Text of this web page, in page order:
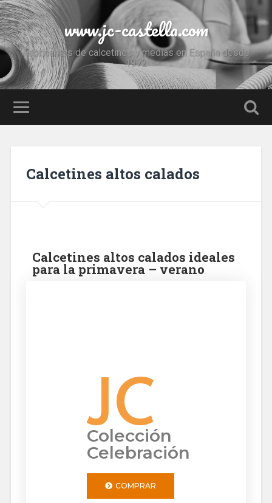
www.jc-castella.com
Fabricantes de calcetines y medias en España desde
1972
Calcetines altos calados
Calcetines altos calados ideales
para la primavera – verano
JC
Colección
Celebración
COMPRAR